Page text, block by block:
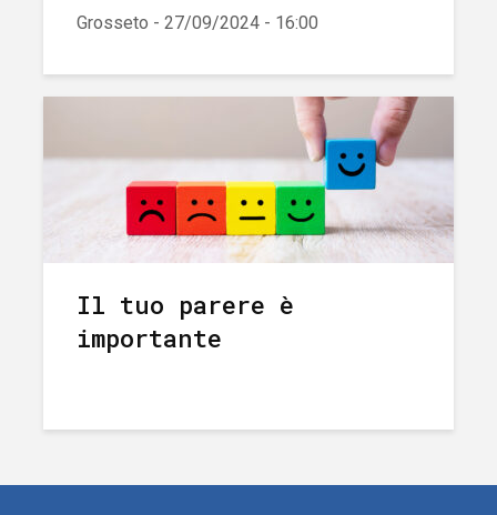
Grosseto - 27/09/2024 - 16:00
Il tuo parere è
importante